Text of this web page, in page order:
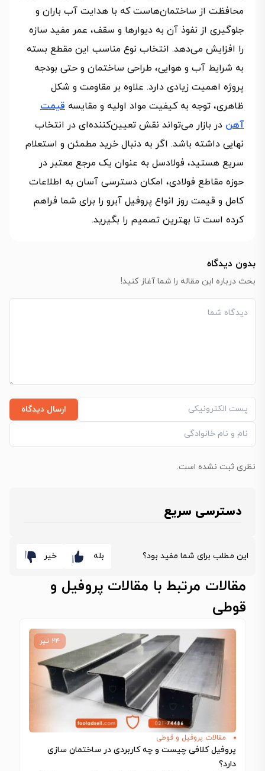
محافظت از ساختمان‌هاست که با هدایت آب باران و
جلوگیری از نفوذ آن به دیوارها و سقف، عمر مفید سازه
را افزایش می‌دهد. انتخاب نوع مناسب این مقطع بسته
به شرایط آب‌ و هوایی، طراحی ساختمان و حتی بودجه
پروژه اهمیت زیادی دارد. علاوه بر مقاومت و شکل
ظاهری، توجه به کیفیت مواد اولیه و مقایسه قیمت
آهن در بازار می‌تواند نقش تعیین‌کننده‌ای در انتخاب
نهایی داشته باشد. اگر به دنبال خرید مطمئن و استعلام
سریع هستید، فولادسل به‌ عنوان یک مرجع معتبر در
حوزه مقاطع فولادی، امکان دسترسی آسان به اطلاعات
کامل و قیمت روز انواع پروفیل آبرو را برای شما فراهم
کرده است تا بهترین تصمیم را بگیرید.
بدون دیدگاه
بحث درباره این مقاله را شما آغاز کنید!
ارسال دیدگاه
نظری ثبت نشده است.
دسترسی سریع
این مطلب برای شما مفید بود؟ بله خیر
مقالات مرتبط با مقالات پروفیل و
قوطی
۲۴ تیر
مقالات پروفیل و قوطی
پروفیل کلافی چیست و چه کاربردی در ساختمان سازی
دارد؟